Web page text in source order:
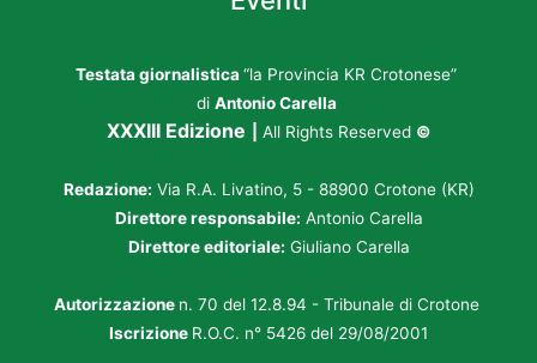
Testata giornalistica “la Provincia KR Crotonese”
di Antonio Carella
XXXIII Edizione All Rights Reserved ©
Redazione: Via R.A. Livatino, 5 - 88900 Crotone (KR)
Direttore responsabile: Antonio Carella
Direttore editoriale: Giuliano Carella
Autorizzazione n. 70 del 12.8.94 - Tribunale di Crotone
Iscrizione R.O.C. n° 5426 del 29/08/2001